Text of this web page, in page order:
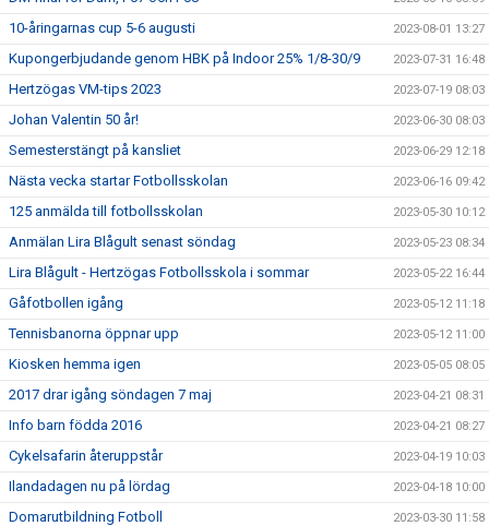
10-åringarnas cup 5-6 augusti 2023-08-01 13:27
Kupongerbjudande genom HBK på Indoor 25% 1/8-30/9 2023-07-31 16:48
Hertzögas VM-tips 2023 2023-07-19 08:03
Johan Valentin 50 år! 2023-06-30 08:03
Semesterstängt på kansliet 2023-06-29 12:18
Nästa vecka startar Fotbollsskolan 2023-06-16 09:42
125 anmälda till fotbollsskolan 2023-05-30 10:12
Anmälan Lira Blågult senast söndag 2023-05-23 08:34
Lira Blågult - Hertzögas Fotbollsskola i sommar 2023-05-22 16:44
Gåfotbollen igång 2023-05-12 11:18
Tennisbanorna öppnar upp 2023-05-12 11:00
Kiosken hemma igen 2023-05-05 08:05
2017 drar igång söndagen 7 maj 2023-04-21 08:31
Info barn födda 2016 2023-04-21 08:27
Cykelsafarin återuppstår 2023-04-19 10:03
Ilandadagen nu på lördag 2023-04-18 10:00
Domarutbildning Fotboll 2023-03-30 11:58